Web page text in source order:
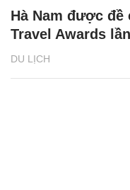
DU LỊCH
Hà Nam được đề
Travel Awards